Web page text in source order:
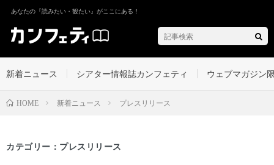
あなたの『読みたい・観たい』がここにある！
新着ニュース シアター情報誌カンフェティ ウェブマガジン
HOME 新着ニュース プレスリリース
カテゴリー：プレスリリース